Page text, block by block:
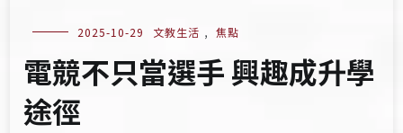
2025-10-29 文教生活 , 焦點
電競不只當選手 興趣成升學
途徑